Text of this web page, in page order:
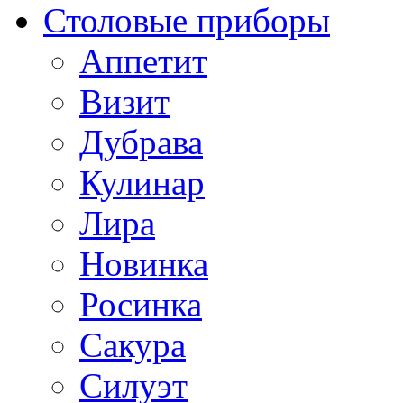
Столовые приборы
Аппетит
Визит
Дубрава
Кулинар
Лира
Новинка
Росинка
Сакура
Силуэт